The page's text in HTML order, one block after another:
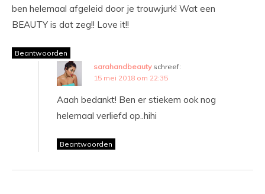
ben helemaal afgeleid door je trouwjurk! Wat een
BEAUTY is dat zeg!! Love it!!
Beantwoorden
sarahandbeauty schreef:
15 mei 2018 om 22:35
Aaah bedankt! Ben er stiekem ook nog
helemaal verliefd op..hihi
Beantwoorden